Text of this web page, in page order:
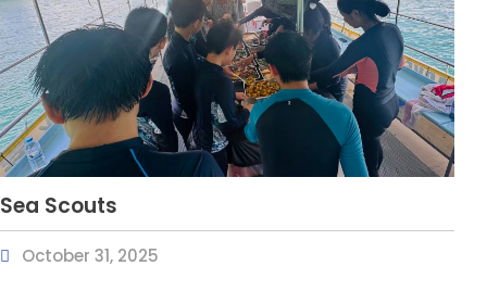
Sea Scouts
October 31, 2025